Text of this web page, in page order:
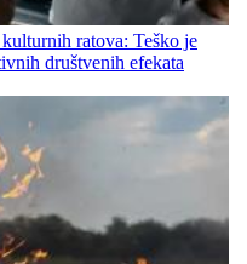
ratova: Teško je
društvenih efekata